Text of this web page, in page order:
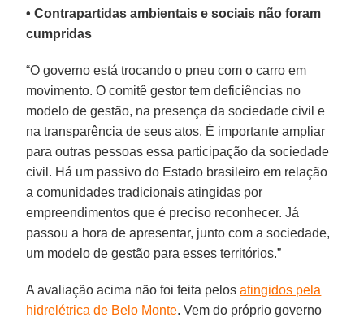
• Contrapartidas ambientais e sociais não foram
cumpridas
“O governo está trocando o pneu com o carro em
movimento. O comitê gestor tem deficiências no
modelo de gestão, na presença da sociedade civil e
na transparência de seus atos. É importante ampliar
para outras pessoas essa participação da sociedade
civil. Há um passivo do Estado brasileiro em relação
a comunidades tradicionais atingidas por
empreendimentos que é preciso reconhecer. Já
passou a hora de apresentar, junto com a sociedade,
um modelo de gestão para esses territórios.”
A avaliação acima não foi feita pelosatingidos pela
hidrelétrica de Belo Monte. Vem do próprio governo